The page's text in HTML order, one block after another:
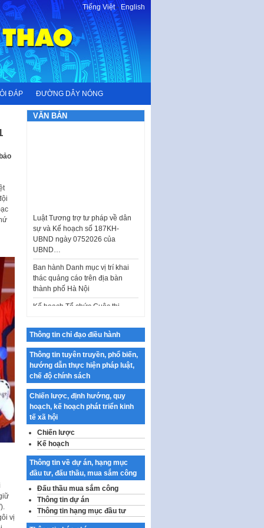
Tiếng Việt-English
ĐÁP ĐƯỜNG DÂY NÓNG
vị
VĂN BẢN
UBND ngày 0752026 của
UBND…
Ban hành Danh mục vị trí khai
thác quảng cáo trên địa bàn
thành phố Hà Nội
Kế hoạch Tổ chức Cuộc thi
chính luận về bảo vệ nền tảng tư
Công bố công khai dự toán kinh
phí xây dựng pháp luật, hoàn
thiện thể chế, chính…
Quy định về nghiên cứu, ứng
dụng khoa học, công nghệ, đổi
mới sáng tạo và chuyển…
Quy định chi tiết và hướng dẫn
thi hành một số điều của Luật Lý
lịch tư…
Sửa đổi, bổ sung một số nội
dung tại Nghị quyết số 30/NQ-
CP ngày 24 tháng 02…
Ban hành Chương trình hành
động của Chính phủ thực hiện
Nghị quyết số 02-NQ/TW ngày
17…
Thông tin chỉ đạo điều hành
Thông tin tuyên truyền, phổ biến,
hướng dẫn thực hiện pháp luật,
chế độ chính sách
Chiến lược, định hướng, quy
hoạch, kế hoạch phát triển kinh
tế xã hội
Chiến lược
Kế hoạch
Thông tin về dự án, hạng mục
đầu tư, đấu thầu, mua sắm công
Đấu thầu mua sắm công
Thông tin dự án
Thông tin hạng mục đầu tư